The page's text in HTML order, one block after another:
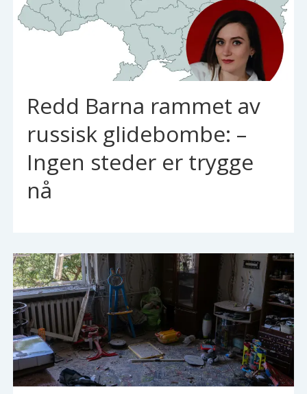
Redd Barna rammet av
russisk glidebombe: –
Ingen steder er trygge
nå